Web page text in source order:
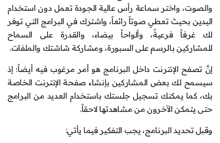
والصوت، واختر سماعة رأس عالية الجودة تعمل دون استخدام
اليدين بحيث تعطي صوتاً رائعاً، واشترك في البرامج التي توفر
لك غرفاً فرعيةً، وألواحاً بيضاء، والقدرة على السماح
للمشاركين بالرسم على السبورة، ومشاركة شاشتك والملفات.
إنَّ تصفح الإنترنت داخل البرنامج هو أمر مرغوب فيه أيضاً؛ إذ
سيسمح لك بعض المشاركين بإنشاء صفحة الإنترنت الخاصة
بك، كما يمكنك تسجيل جلستك باستخدام العديد من البرامج
حتى يتمكن الآخرون من مشاهدتها لاحقاً.
وقبل تحديد البرنامج، يجب التفكير فيما يأتي: